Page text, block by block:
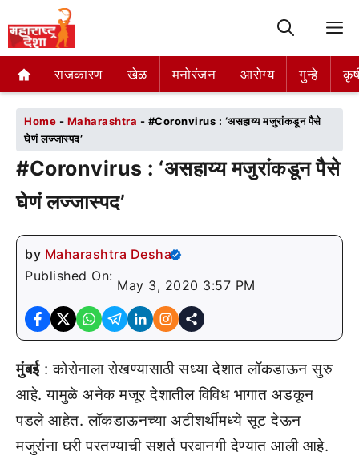
राजकारण खेळ मनोरंजन आरोग्य गुन्हे
राजकारण खेळ मनोरंजन आरोग्य गुन्हे
Home - Maharashtra - #Coronvirus : ‘असहाय्य मजुरांकडून पैसे
घेणं लज्जास्पद’
#Coronvirus : ‘असहाय्य मजुरांकडून पैसे
घेणं लज्जास्पद’
by Maharashtra Desha
Published On:
May 3, 2020 3:57 PM
मुंबई: कोरोनाला रोखण्यासाठी सध्या देशात लॉकडाऊन सुरु
आहे. यामुळे अनेक मजूर देशातील विविध भागात अडकून
पडले आहेत. लॉकडाऊनच्या अटीशर्थींमध्ये सूट देऊन
मजुरांना घरी परतण्याची सशर्त परवानगी देण्यात आली आहे.